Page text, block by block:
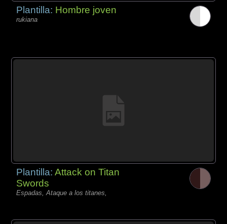
Plantilla: Hombre joven
rukiana
Plantilla:Attack on Titan
Swords
Espadas, Ataque a los titanes,